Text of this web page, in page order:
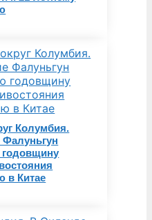
Колумбия.
в Китае